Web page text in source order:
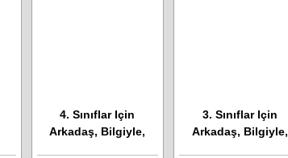
4. Sınıflar Için
Arkadaş, Bilgiyle,
3. Sınıflar Için
Arkadaş, Bilgiyle,